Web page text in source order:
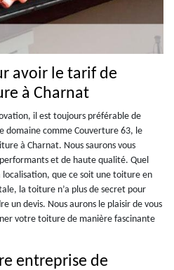
avoir le tarif de
à Charnat
il est toujours préférable de
domaine comme Couverture 63, le
à Charnat. Nous saurons vous
et de haute qualité. Quel
que ce soit une toiture en
la toiture n’a plus de secret pour
un devis. Nous aurons le plaisir de vous
votre toiture de manière fascinante
entreprise de